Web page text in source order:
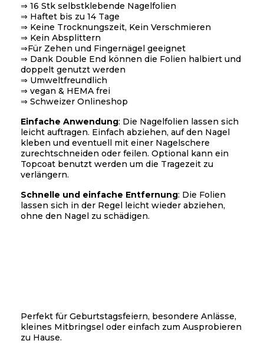
⇒ 16 Stk selbstklebende Nagelfolien
⇒ Haftet bis zu 14 Tage
⇒ Keine Trocknungszeit, Kein Verschmieren
⇒ Kein Absplittern
⇒Für Zehen und Fingernägel geeignet
⇒ Dank Double End können die Folien halbiert und
doppelt genutzt werden
⇒ Umweltfreundlich
⇒ vegan & HEMA frei
⇒ Schweizer Onlineshop
Einfache Anwendung: Die Nagelfolien lassen sich
leicht auftragen. Einfach abziehen, auf den Nagel
kleben und eventuell mit einer Nagelschere
zurechtschneiden oder feilen. Optional kann ein
Topcoat benutzt werden um die Tragezeit zu
verlängern.
Schnelle und einfache Entfernung: Die Folien
lassen sich in der Regel leicht wieder abziehen,
ohne den Nagel zu schädigen.
Perfekt für Geburtstagsfeiern, besondere Anlässe,
kleines Mitbringsel oder einfach zum Ausprobieren
zu Hause.